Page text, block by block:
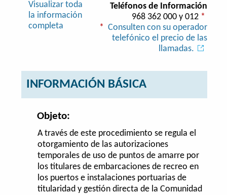
Visualizar toda
la información
completa
Teléfonos de Información
968 362 000 y 012 *
*
Consulten con su operador
telefónico el precio de las
llamadas.
INFORMACIÓN BÁSICA
Objeto:
A través de este procedimiento se regula el
otorgamiento de las autorizaciones
temporales de uso de puntos de amarre por
los titulares de embarcaciones de recreo en
los puertos e instalaciones portuarias de
titularidad y gestión directa de la Comunidad